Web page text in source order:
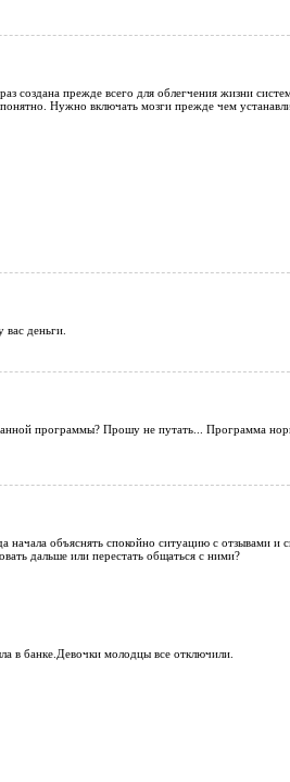
создана прежде всего для облегчения жизни
Нужно включать мозги прежде чем
деньги.
программы? Прошу не путать... Программа
объяснять спокойно ситуацию с отзывами и
дальше или перестать общаться с ними?
в банке.Девочки молодцы все отключили.